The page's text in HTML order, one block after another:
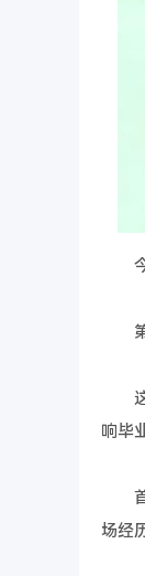
今
第
这
响毕
首
场经